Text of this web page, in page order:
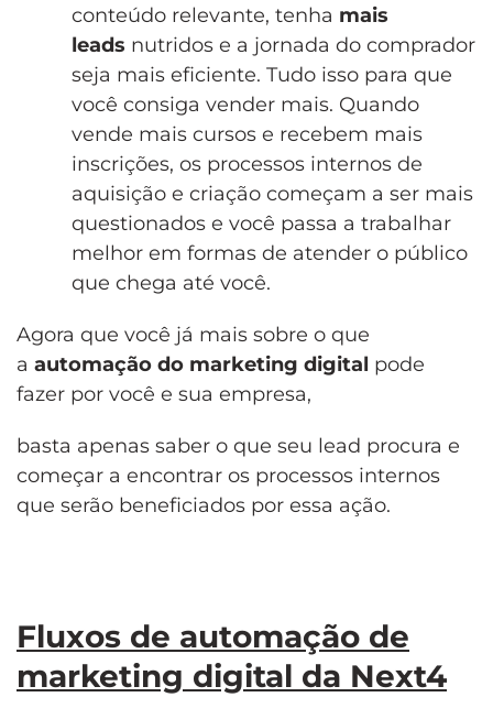
conteúdo relevante, tenha mais
leads nutridos e a jornada do comprador
seja mais eficiente. Tudo isso para que
você consiga vender mais. Quando
vende mais cursos e recebem mais
inscrições, os processos internos de
aquisição e criação começam a ser mais
questionados e você passa a trabalhar
melhor em formas de atender o público
que chega até você.
Agora que você já mais sobre o que
a automação do marketing digital pode
fazer por você e sua empresa,
basta apenas saber o que seu lead procura e
começar a encontrar os processos internos
que serão beneficiados por essa ação.
Fluxos de automação de
marketing digital da Next4